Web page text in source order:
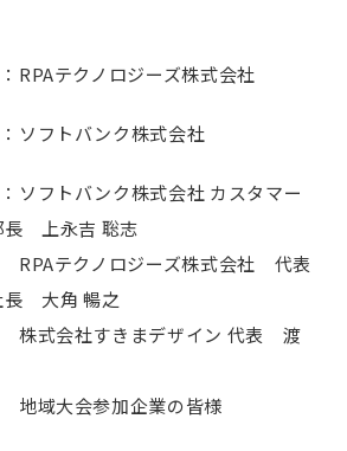
クノロジーズ株式会社
バンク株式会社
バンク株式会社 カスタマー
長 上永吉 聡志
ロジーズ株式会社 代表
長 大角 暢之
きまデザイン 代表 渡
加企業の皆様